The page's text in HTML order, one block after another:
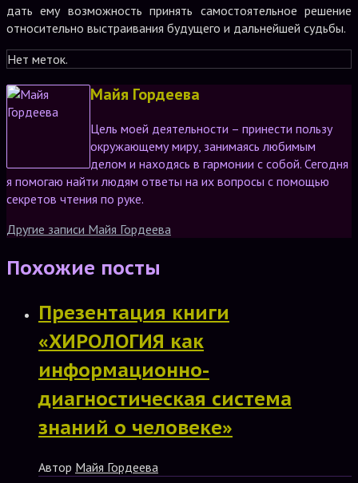
дать ему возможность принять самостоятельное решение
относительно выстраивания будущего и дальнейшей судьбы.
Нет меток.
Майя Гордеева
Цель моей деятельности – принести пользу
окружающему миру, занимаясь любимым
делом и находясь в гармонии с собой. Сегодня
я помогаю найти людям ответы на их вопросы с помощью
секретов чтения по руке.
Другие записи Майя Гордеева
Похожие посты
Презентация книги
«ХИРОЛОГИЯ как
информационно-
диагностическая система
знаний о человеке»
Автор Майя Гордеева